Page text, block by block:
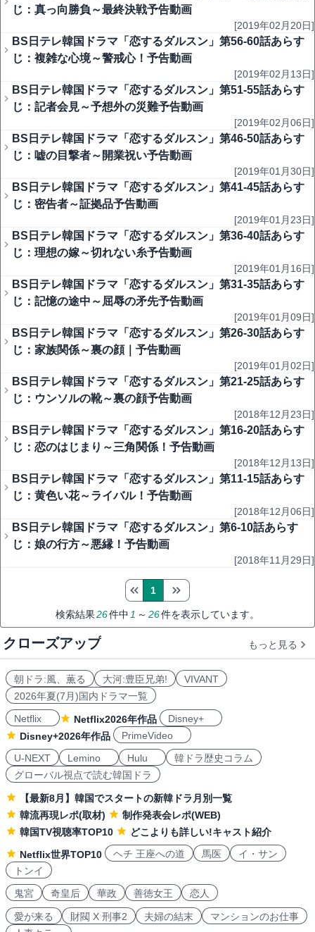
じ：真っ向勝負～最終決戦予告動画
[2019年02月20日]
BS日テレ韓国ドラマ「恋するダルスン」第56-60話あらす
じ：複雑な心境～警戒心！予告動画
[2019年02月13日]
BS日テレ韓国ドラマ「恋するダルスン」第51-55話あらす
じ：記者会見～予想外の災難予告動画
[2019年02月06日]
BS日テレ韓国ドラマ「恋するダルスン」第46-50話あらす
じ：嘘の目撃者～開業祝い予告動画
[2019年01月30日]
BS日テレ韓国ドラマ「恋するダルスン」第41-45話あらす
じ：密告者～証拠品予告動画
[2019年01月23日]
BS日テレ韓国ドラマ「恋するダルスン」第36-40話あらす
じ：理想の嫁～切れない糸予告動画
[2019年01月16日]
BS日テレ韓国ドラマ「恋するダルスン」第31-35話あらす
じ：記憶の途中～屈辱の矛先予告動画
[2019年01月09日]
BS日テレ韓国ドラマ「恋するダルスン」第26-30話あらす
じ：家族関係～裏の顔｜予告動画
[2019年01月02日]
BS日テレ韓国ドラマ「恋するダルスン」第21-25話あらす
じ：ウンソルの靴～裏の顔予告動画
[2018年12月23日]
BS日テレ韓国ドラマ「恋するダルスン」第16-20話あらす
じ：恋のはじまり～三角関係！予告動画
[2018年12月13日]
BS日テレ韓国ドラマ「恋するダルスン」第11-15話あらす
じ：黄色い花～ライバル！予告動画
[2018年12月06日]
BS日テレ韓国ドラマ「恋するダルスン」第6-10話あらす
じ：娘の行方～悪縁！予告動画
[2018年11月29日]
検索結果26件中 1 ～ 26件を表示しています。
1
クローズアップ もっと見る
朝ドラ:風、薫る 大河:豊臣兄弟!
VIVANT
2026年夏(7月)国内ドラマ一覧
Netflix
Netflix2026年作品
Disney+
Disney+2026年作品
PrimeVideo
U-NEXT
Lemino Hulu
韓ドラ歴史コラム
グローバル視点で読む韓国ドラ
【最新8月】韓国でスタートの新韓ドラ月別一覧
韓流再現レポ(取材)
制作発表会レポ(WEB)
韓国TV視聴率TOP10
どこよりも詳しい!キャスト紹介
Netflix世界TOP10
ヘチ 王座への道 馬医
イ・サン
トンイ
鬼宮
奇皇后 華政 善徳女王 恋人
愛が来る 財閥 X 刑事2 夫婦の結末
マンションのお仕事